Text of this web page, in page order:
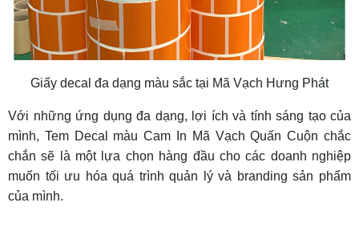
Giấy decal đa dạng màu sắc tại Mã Vạch Hưng Phát
Với những ứng dụng đa dạng, lợi ích và tính sáng tạo của
mình, Tem Decal màu Cam In Mã Vạch Quấn Cuộn chắc
chắn sẽ là một lựa chọn hàng đầu cho các doanh nghiệp
muốn tối ưu hóa quá trình quản lý và branding sản phẩm
của mình.